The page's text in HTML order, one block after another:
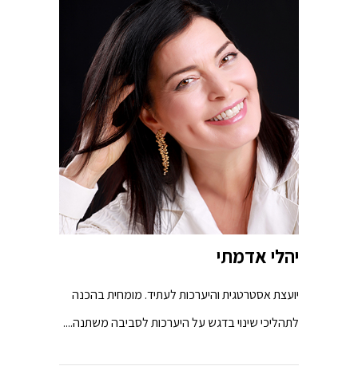
יהלי אדמתי
יועצת אסטרטגית והיערכות לעתיד. מומחית בהכנה
לתהליכי שינוי בדגש על היערכות לסביבה משתנה....